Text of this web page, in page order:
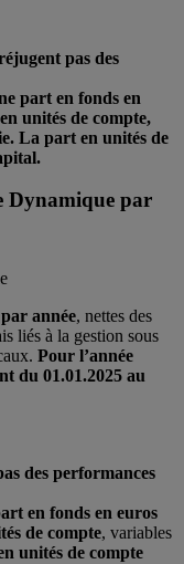
pas des
part en fonds en
unités de compte,
La part en unités de
Dynamique par
année, nettes des
liés à la gestion sous
Pour l’année
du 01.01.2025 au
des performances
en fonds en euros
de compte, variables
unités de compte